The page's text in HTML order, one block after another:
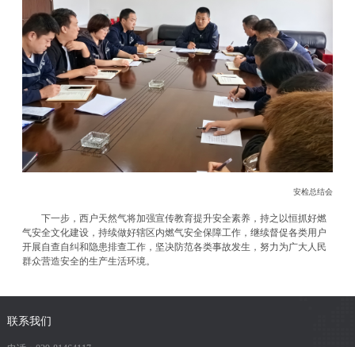
安检总结会
下一步，西户天然气将加强宣传教育提升安全素养，持之以恒抓好燃
气安全文化建设，持续做好辖区内燃气安全保障工作，继续督促各类用户
开展自查自纠和隐患排查工作，坚决防范各类事故发生，努力为广大人民
群众营造安全的生产生活环境。
联系我们